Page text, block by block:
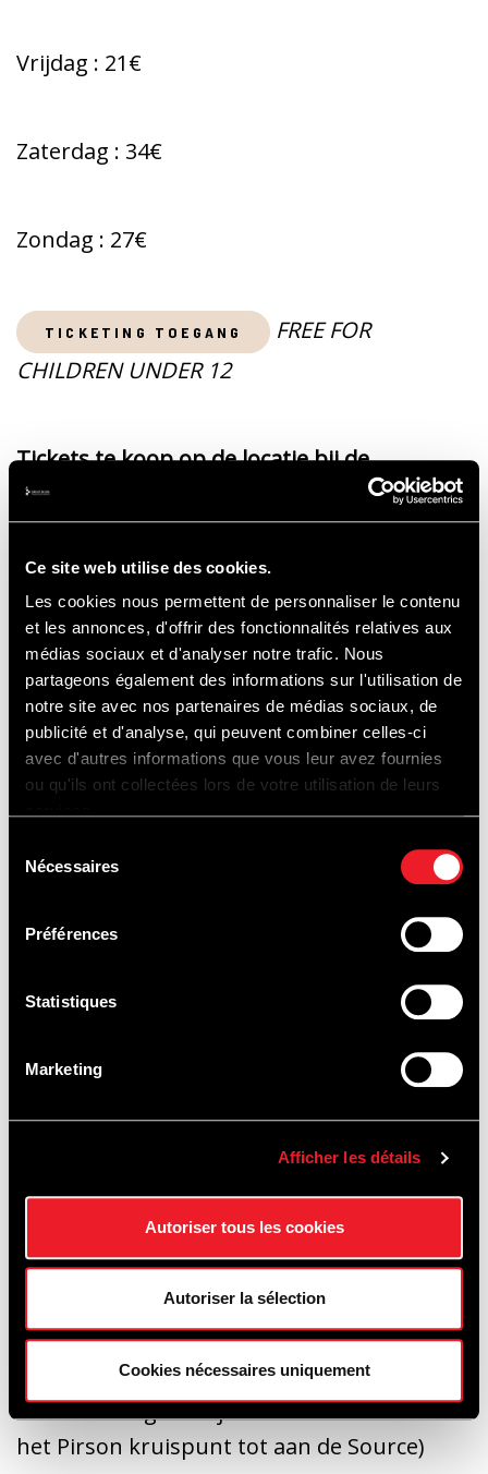
Ce site web utilise des cookies.
Les cookies nous permettent de personnaliser le contenu
et les annonces, d'offrir des fonctionnalités relatives aux
médias sociaux et d'analyser notre trafic. Nous
partageons également des informations sur l'utilisation de
notre site avec nos partenaires de médias sociaux, de
publicité et d'analyse, qui peuvent combiner celles-ci
avec d'autres informations que vous leur avez fournies
ou qu'ils ont collectées lors de votre utilisation de leurs
Nécessaires
Préférences
Statistiques
Marketing
Afficher les détails
Autoriser tous les cookies
Autoriser la sélection
Cookies nécessaires uniquement
Vrijdag : 21€
Zaterdag : 34€
Zondag : 27€
TICKETING TOEGANG
FREE FOR
CHILDREN UNDER 12
Tickets te koop op de locatie bij de
ingangen Ster, La Source
ON-SITE PRICES
3-day pass: 49€
Friday: 26€
Sunday: 32€
Toegang met de auto
- Via afrit 10 van de snelweg E42 (werken
om Francorchamps over te steken, het
Circuit is toegankelijk via een strook vanaf
het Pirson kruispunt tot aan de Source)